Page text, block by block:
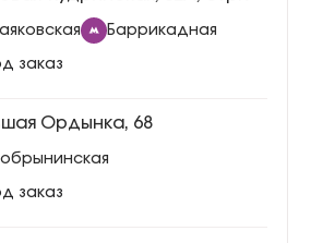
Баррикадная
заказ
Ордынка, 68
заказ